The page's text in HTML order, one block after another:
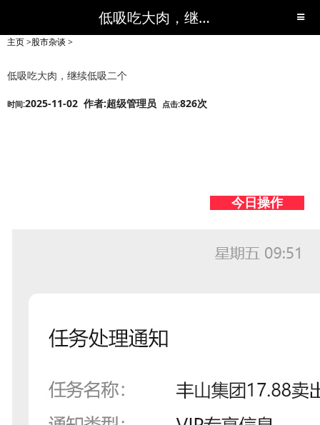
低吸吃大肉，继续低吸二个-股市杂谈-短线黑马,短线股票,短线炒股,实战,荐股,操盘,超级短线,令人叹为观止的短线炒股!-超级短线
主页>股市杂谈 >
低吸吃大肉，继续低吸二个
时间:2025-11-02 作者:超级管理员 点击:826次
今日操作